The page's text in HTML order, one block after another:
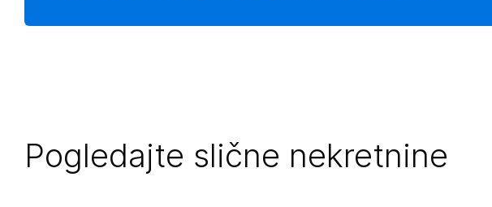
Pogledajte slične nekretnine